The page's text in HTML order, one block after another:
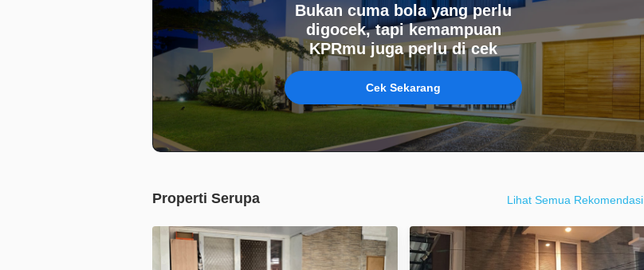
Bukan cuma bola yang perlu
digocek, tapi kemampuan
KPRmu juga perlu di cek
Cek Sekarang
Properti Serupa Lihat Semua Rekomendasi